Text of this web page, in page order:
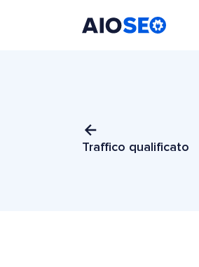
Traffico qualificato